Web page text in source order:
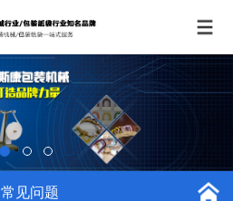
常见问题